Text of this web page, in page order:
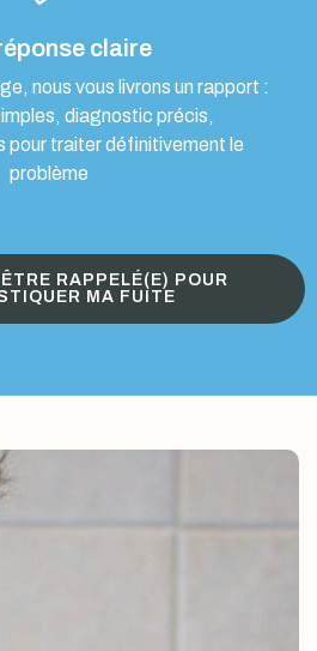
claire
nous vous livrons un rapport :
diagnostic précis,
pour traiter définitivement le
problème
RAPPELÉ(E) POUR
MA FUITE